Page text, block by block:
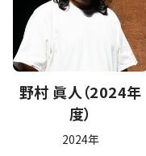
野村 眞人（2024年
度）
2024年